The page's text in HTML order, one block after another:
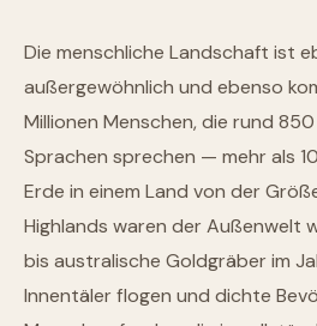
Die menschliche Landschaft ist
außergewöhnlich und ebenso
Millionen Menschen, die rund 850
Sprachen sprechen — mehr als
Erde in einem Land von der Größe
Highlands waren der Außenwelt
bis australische Goldgräber im
Innentäler flogen und dichte